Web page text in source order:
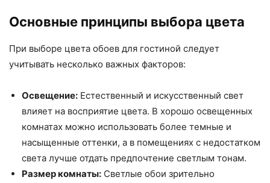
Основные принципы выбора цвета
При выборе цвета обоев для гостиной следует
учитывать несколько важных факторов:
Освещение: Естественный и искусственный свет
влияет на восприятие цвета. В хорошо освещенных
комнатах можно использовать более темные и
насыщенные оттенки, а в помещениях с недостатком
света лучше отдать предпочтение светлым тонам.
Размер комнаты: Светлые обои зрительно